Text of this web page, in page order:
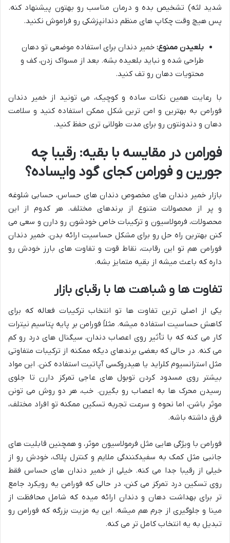
شدید لثه) تشخیص بده و درمان مناسب رو بهتون پیشنهاد کنه.
پس هیچ وقت چکاپ های منظم دندانپزشکی رو فراموش نکنید.
بلعیدن ممنوع: خمیر دندان برای استفاده موضعی تو دهان
طراحی شده و نباید بلعیده بشه. بعد از مسواک زدن، کف و
محتویات دهان رو تف کنید.
با رعایت همین نکات ساده و کوچیک، می تونید از خمیر دندان
فورامن به بهترین و امن ترین شکل ممکن استفاده کنید و سلامت
دهان و دندونتون رو برای مدت طولانی تری حفظ کنید.
فورامن در مقایسه با بقیه: رقیبا چه
جورین و فورامن کجای گود وایساده؟
بازار خمیر دندان های مخصوص دندان های حساس، حسابی شلوغه
و پر از محصولات متنوع از برندهای مختلف. هر کدوم از این
محصولات، فرمولاسیون و ترکیبات خاص خودشون رو دارن و سعی می
کنن بهترین راه حل رو برای مشکل حساسیت ارائه بدن. خمیر دندان
فورامن هم تو این رقابت، نقاط قوت و تفاوت های بارز خودش رو
داره که باعث میشه از بقیه متمایز بشه.
تفاوت ها و شباهت ها با رقبای بازار
یکی از اصلی ترین تفاوت ها تو انتخاب ترکیبات فعاله که برای
کاهش حساسیت استفاده میشه. مثلاً فورامن بر پایه پتاسیم نیترات
کار می کنه که با تأثیر روی اعصاب دندان، سیگنال های درد رو کم
می کنه. در حالی که بعضی برندهای دیگه ممکنه از ترکیبات متفاوتی
مثل استرانسیوم کلراید یا هیدروکسی آپاتیت استفاده کنن. این مواد
بیشتر روی مسدود کردن توبول های عاجی تمرکز دارن تا جلوی
رسیدن محرک ها به اعصاب رو بگیرن. خب، هر دو روش می تونن
موثر باشن، اما نحوه و سرعت تجربه تسکین ممکنه تو افراد مختلف،
فرق داشته باشه.
فورامن با ویژگی هایی مثل فرمولاسیون موثر، و همچنین قابلیت های
جانبی مثل کمک به سفیدکنندگی ملایم و کنترل پلاک، خودش رو از
خیلی از رقیبا جدا می کنه. خیلی از خمیر دندان های حساس فقط
روی تسکین درد تمرکز می کنن، در حالی که فورامن یه رویکرد جامع
تر برای بهداشت دهان و دندان ارائه میده که شامل محافظت از
مینا و جلوگیری از جرم هم میشه. این یه مزیت بزرگه که فورامن رو
تبدیل به یه انتخاب کامل تر می کنه.